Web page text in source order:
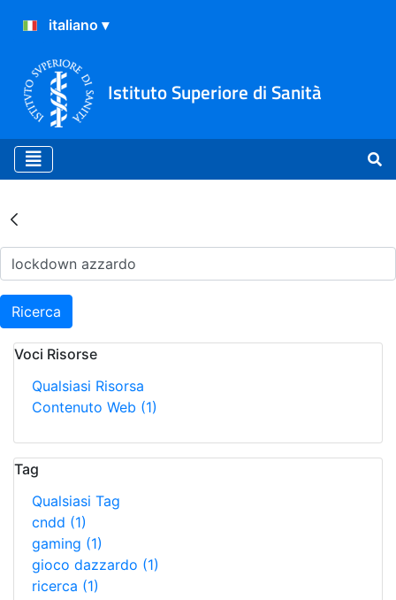
Istituto Superiore di Sanità
Risultati della Ricerca -
Ricerca
Voci Risorse
Qualsiasi Risorsa
Contenuto Web (1)
Tag
Qualsiasi Tag
cndd (1)
gaming (1)
gioco dazzardo (1)
ricerca (1)